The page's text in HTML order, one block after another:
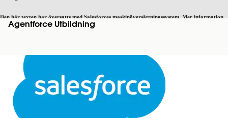
Den här texten har översatts med Salesforces maskinöversättningssystem. Mer information
. Byt till engelska Inte nu
StängStäng
Agentforce Utbildning